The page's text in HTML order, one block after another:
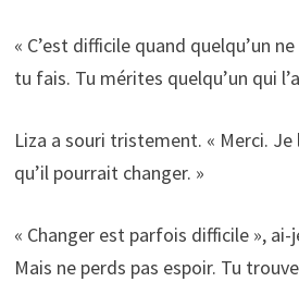
« C’est difficile quand quelqu’un
tu fais. Tu mérites quelqu’un qui
Liza a souri tristement. « Merci. Je
qu’il pourrait changer. »
« Changer est parfois difficile »,
Mais ne perds pas espoir. Tu